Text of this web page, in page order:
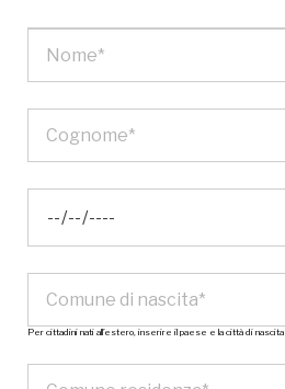
Per cittadini nati all’estero, inserire il paese e la città di nascita